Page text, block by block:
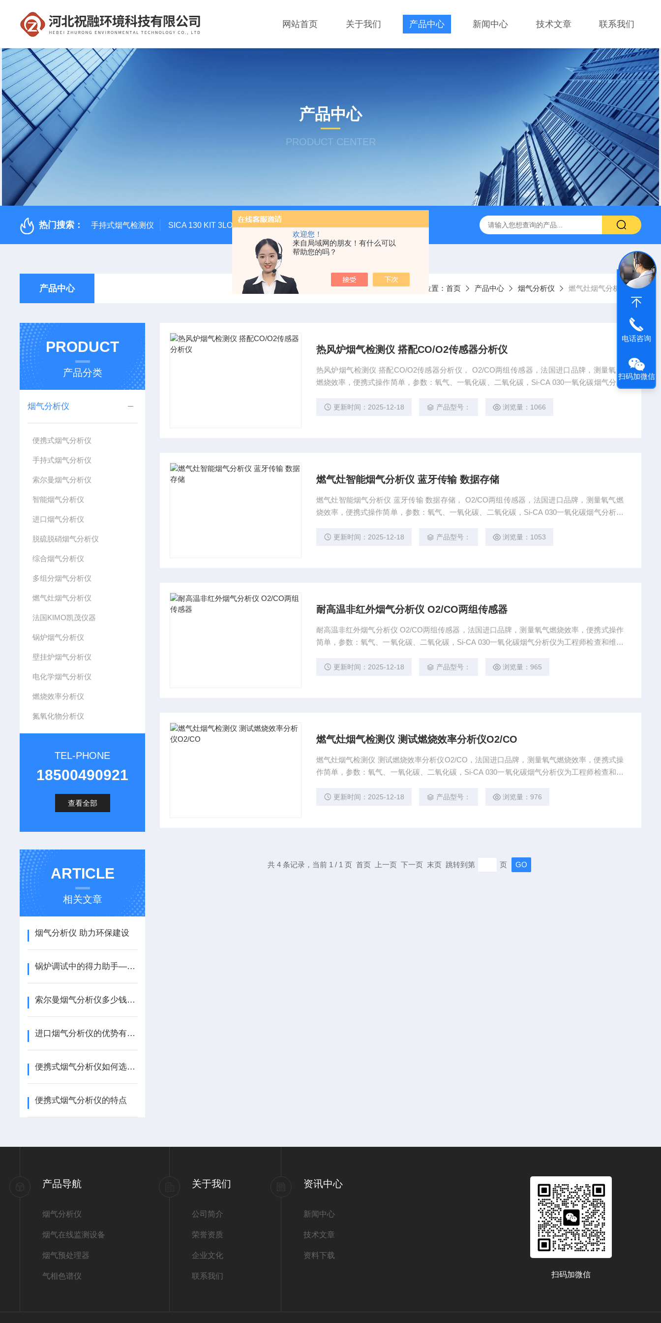
欢迎您！
来自局域网的朋友！有什么可以
帮助您的吗？
网站首页 关于我们 产品中心 新闻中心 技术文章 联系我们
产品中心
PRODUCT CENTER
热门搜索： 手持式烟气检测仪 SICA 130 KIT 3LOWBS法国进口索尔曼便携式烟气分析仪应用范围广 烟尘烟气分析仪 便携式高精准法国进口品牌
产品中心 当前位置： 首页 产品中心 烟气分析仪 燃气灶烟气分析仪
PRODUCT
产品分类
烟气分析仪
便携式烟气分析仪
手持式烟气分析仪
索尔曼烟气分析仪
智能烟气分析仪
进口烟气分析仪
脱硫脱硝烟气分析仪
综合烟气分析仪
多组分烟气分析仪
燃气灶烟气分析仪
法国KIMO凯茂仪器
锅炉烟气分析仪
壁挂炉烟气分析仪
电化学烟气分析仪
燃烧效率分析仪
氮氧化物分析仪
TEL-PHONE
18500490921
查看全部
ARTICLE
相关文章
烟气分析仪 助力环保建设
锅炉调试中的得力助手——索尔曼烟气分析仪
索尔曼烟气分析仪多少钱一台
进口烟气分析仪的优势有哪些
便携式烟气分析仪如何选择?
便携式烟气分析仪的特点
热风炉烟气检测仪 搭配CO/O2传感器分析仪
热风炉烟气检测仪 搭配CO/O2传感器分析仪， O2/CO两组传感器，法国进口品牌，测量氧气
燃烧效率，便携式操作简单，参数：氧气、一氧化碳、二氧化碳，Si-CA 030一氧化碳烟气分析
生成数据和图表报告。可用于冷凝壁挂炉及小型燃烧设备的调试和检测。
更新时间：2025-12-18 产品型号： 浏览量：1066
燃气灶智能烟气分析仪 蓝牙传输 数据存储
燃气灶智能烟气分析仪 蓝牙传输 数据存储， O2/CO两组传感器，法国进口品牌，测量氧气燃
烧效率，便携式操作简单，参数：氧气、一氧化碳、二氧化碳，Si-CA 030一氧化碳烟气分析仪
成数据和图表报告。可用于冷凝壁挂炉及小型燃烧设备的调试和检测。
更新时间：2025-12-18 产品型号： 浏览量：1053
耐高温非红外烟气分析仪 O2/CO两组传感器
耐高温非红外烟气分析仪 O2/CO两组传感器，法国进口品牌，测量氧气燃烧效率，便携式操作
简单，参数：氧气、一氧化碳、二氧化碳，Si-CA 030一氧化碳烟气分析仪为工程师检查和维护
可用于冷凝壁挂炉及小型燃烧设备的调试和检测。
更新时间：2025-12-18 产品型号： 浏览量：965
燃气灶烟气检测仪 测试燃烧效率分析仪O2/CO
燃气灶烟气检测仪 测试燃烧效率分析仪O2/CO，法国进口品牌，测量氧气燃烧效率，便携式操
作简单，参数：氧气、一氧化碳、二氧化碳，Si-CA 030一氧化碳烟气分析仪为工程师检查和维
告。可用于冷凝壁挂炉及小型燃烧设备的调试和检测。
更新时间：2025-12-18 产品型号： 浏览量：976
共 4 条记录，当前 1 / 1 页 首页 上一页 下一页 末页 跳转到第 页
产品导航
烟气分析仪
烟气在线监测设备
烟气预处理器
气相色谱仪
关于我们
公司简介
荣誉资质
企业文化
联系我们
资讯中心
新闻中心
技术文章
资料下载
扫码加微信
电话咨询
扫码加微信